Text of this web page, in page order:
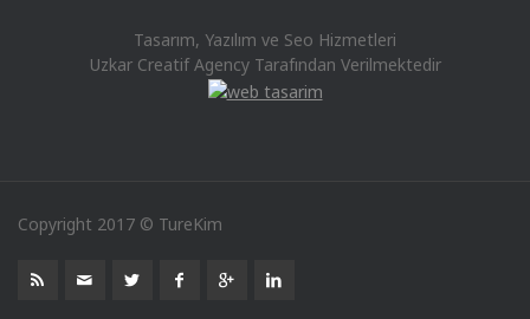
Tasarım, Yazılım ve Seo Hizmetleri
Uzkar Creatif Agency Tarafından Verilmektedir
Copyright 2017 © TureKim